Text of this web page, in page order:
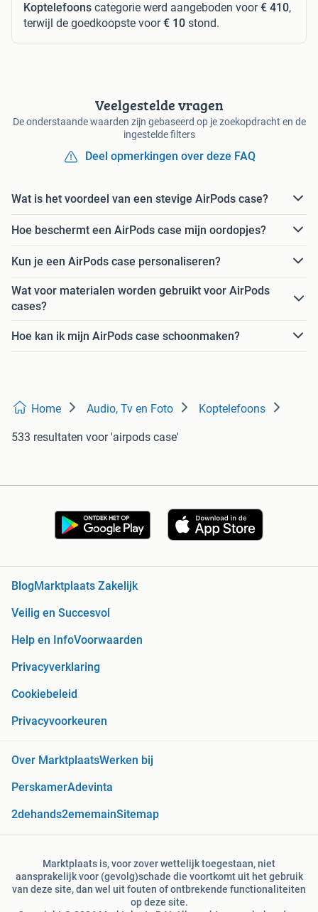
Koptelefoons categorie werd aangeboden voor€ 410,
terwijl de goedkoopste voor€ 10 stond.
Veelgestelde vragen
De onderstaande waarden zijn gebaseerd op je zoekopdracht en de
ingestelde filters
Deel opmerkingen over deze FAQ
Wat is het voordeel van een stevige AirPods case?
Hoe beschermt een AirPods case mijn oordopjes?
Kun je een AirPods case personaliseren?
Wat voor materialen worden gebruikt voor AirPods
cases?
Hoe kan ik mijn AirPods case schoonmaken?
Home Audio, Tv en Foto Koptelefoons
533 resultaten voor 'airpods case'
Blog Marktplaats Zakelijk
Veilig en Succesvol
Help en InfoVoorwaarden
Privacyverklaring
Cookiebeleid
Privacyvoorkeuren
Over MarktplaatsWerken bij
PerskamerAdevinta
2dehands2ememainSitemap
Marktplaats is, voor zover wettelijk toegestaan, niet
aansprakelijk voor (gevolg)schade die voortkomt uit het gebruik
van deze site, dan wel uit fouten of ontbrekende functionaliteiten
op deze site.